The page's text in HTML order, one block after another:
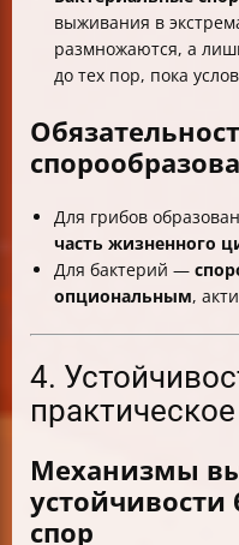
выживания в
размножаются, а
до тех пор, пока
Для грибов
часть жизненного
Для бактерий —
опциональным,
4.
Механизмы
спор